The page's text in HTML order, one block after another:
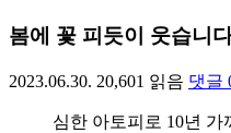
봄에 꽃 피듯이 웃습니
2023.06.30. 20,601 읽음 댓글
심한 아토피로 10년 가